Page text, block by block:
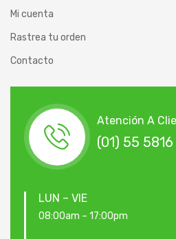
Mi cuenta
Rastrea tu orden
Contacto
Atención A
(01) 55
LUN – VIE
08:00am – 17:00pm